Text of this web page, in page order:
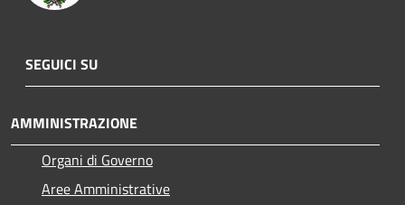
SEGUICI SU
AMMINISTRAZIONE
Organi di Governo
Aree Amministrative